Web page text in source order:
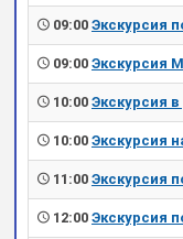
09:00 Экскурсия
09:00 Экскурсия
10:00 Экскурсия
10:00 Экскурсия
11:00 Экскурсия
12:00 Экскурсия